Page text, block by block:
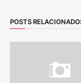
POSTS